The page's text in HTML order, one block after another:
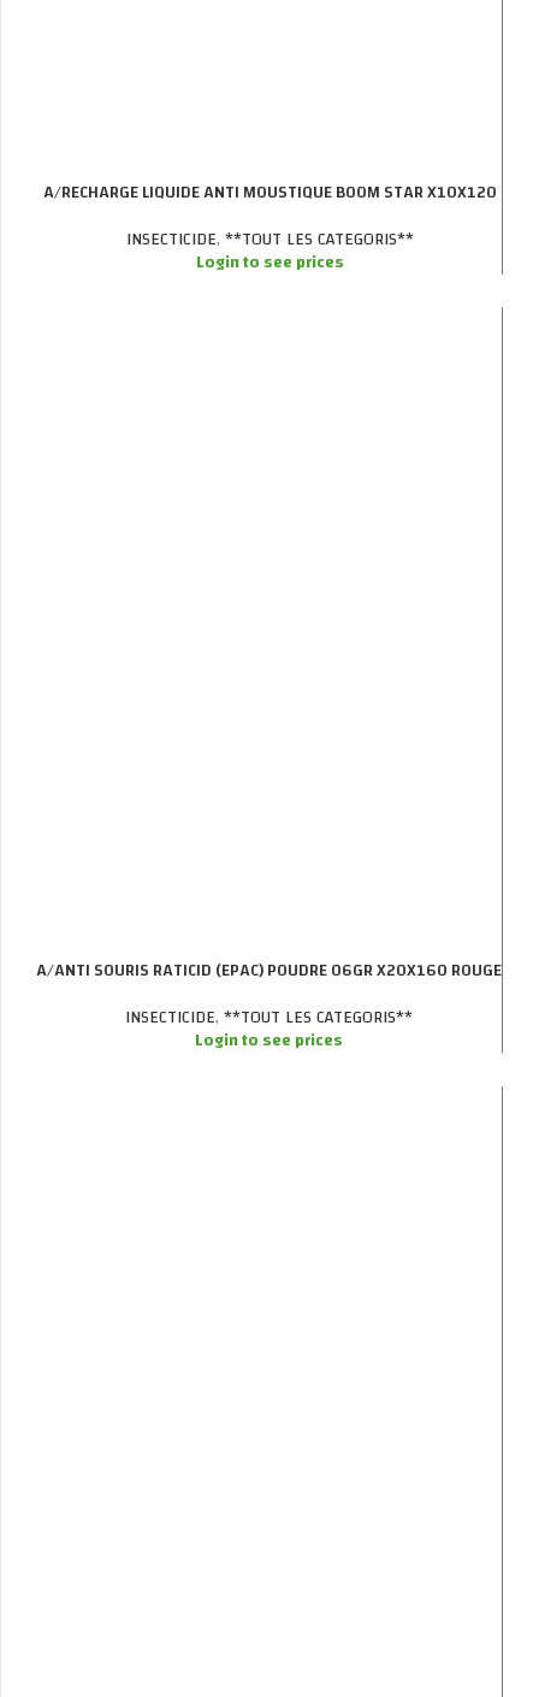
A/RECHARGE LIQUIDE ANTI MOUSTIQUE BOOM STAR X10X120
INSECTICIDE,**TOUT LES CATEGORIS**
Login to see prices
A/ANTI SOURIS RATICID (EPAC) POUDRE 06GR X20X160 ROUGE
INSECTICIDE,**TOUT LES CATEGORIS**
Login to see prices